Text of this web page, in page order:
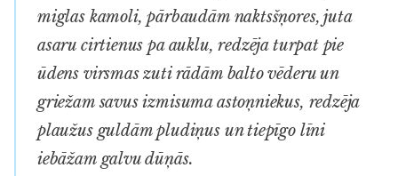
miglas kamoli, pārbaudām naktsšņores, juta
asaru cirtienus pa auklu, redzēja turpat pie
ūdens virsmas zuti rādām balto vēderu un
griežam savus izmisuma astoņniekus, redzēja
plaužus guldām pludiņus un tiepīgo līni
iebāžam galvu dūņās.